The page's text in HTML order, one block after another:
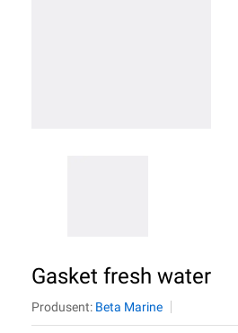
Gasket fresh water
Produsent: Beta Marine